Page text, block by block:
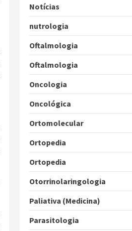
Notícias
nutrologia
Oftalmologia
Oftalmologia
Oncologia
Oncológica
Ortomolecular
Ortopedia
Ortopedia
Otorrinolaringologia
Paliativa (Medicina)
Parasitologia